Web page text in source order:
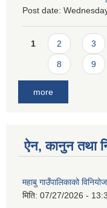
Post date:
Pages
1 2 3
8 9
more
ऐन, कानुन तथा
महाबु गाउँपालिकाको
मिति: 07/27/2026 -